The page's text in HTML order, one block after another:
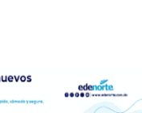
el euro sigue a